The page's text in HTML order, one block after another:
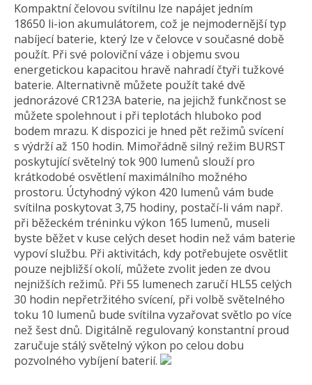
Kompaktní čelovou svítilnu lze napájet jedním
18650 li-ion akumulátorem, což je nejmodernější typ
nabíjecí baterie, který lze v čelovce v současné době
použít. Při své poloviční váze i objemu svou
energetickou kapacitou hravě nahradí čtyři tužkové
baterie. Alternativně můžete použít také dvě
jednorázové CR123A baterie, na jejichž funkčnost se
můžete spolehnout i při teplotách hluboko pod
bodem mrazu. K dispozici je hned pět režimů svícení
s výdrží až 150 hodin. Mimořádně silný režim BURST
poskytující světelný tok 900 lumenů slouží pro
krátkodobé osvětlení maximálního možného
prostoru. Úctyhodný výkon 420 lumenů vám bude
svítilna poskytovat 3,75 hodiny, postačí-li vám např.
při běžeckém tréninku výkon 165 lumenů, museli
byste běžet v kuse celých deset hodin než vám baterie
vypoví službu. Při aktivitách, kdy potřebujete osvětlit
pouze nejbližší okolí, můžete zvolit jeden ze dvou
nejnižších režimů. Při 55 lumenech zaručí HL55 celých
30 hodin nepřetržitého svícení, při volbě světelného
toku 10 lumenů bude svítilna vyzařovat světlo po více
než šest dnů. Digitálně regulovaný konstantní proud
zaručuje stálý světelný výkon po celou dobu
pozvolného vybíjení baterií.